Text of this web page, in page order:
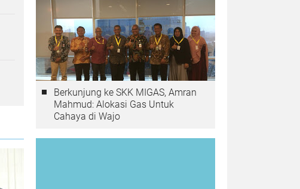
Berkunjung ke SKK MIGAS, Amran
Mahmud: Alokasi Gas Untuk
Cahaya di Wajo